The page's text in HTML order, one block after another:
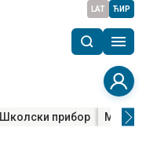
LAT ЋИР
Школски прибор Мала